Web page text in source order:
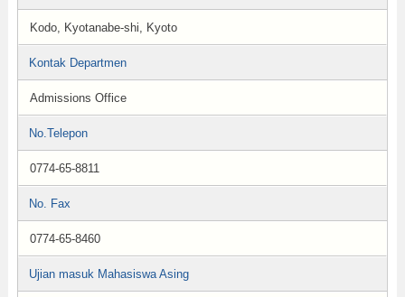
Kodo, Kyotanabe-shi, Kyoto
Kontak Departmen
Admissions Office
No.Telepon
0774-65-8811
No. Fax
0774-65-8460
Ujian masuk Mahasiswa Asing